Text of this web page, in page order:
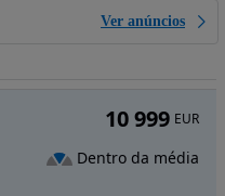
Ver anúncios
10 999 EUR
Dentro da média